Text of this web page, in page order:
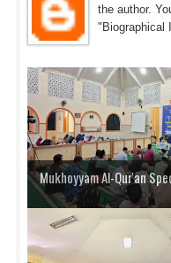
the author.
"Biographical
Mukhoyyam Al-Qur'an